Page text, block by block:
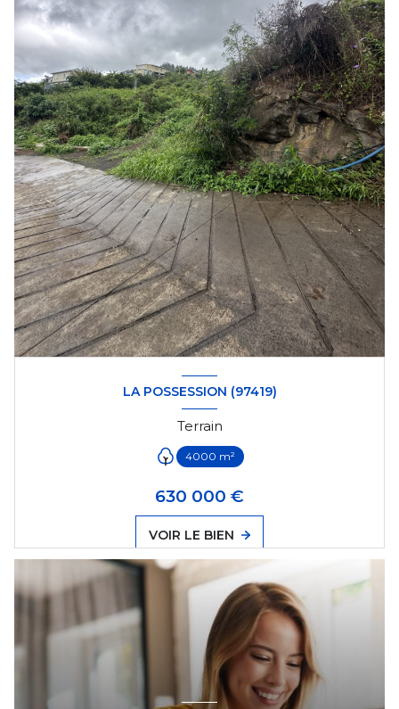
LA POSSESSION (97419)
Terrain
4000 m²
630 000 €
VOIR LE BIEN